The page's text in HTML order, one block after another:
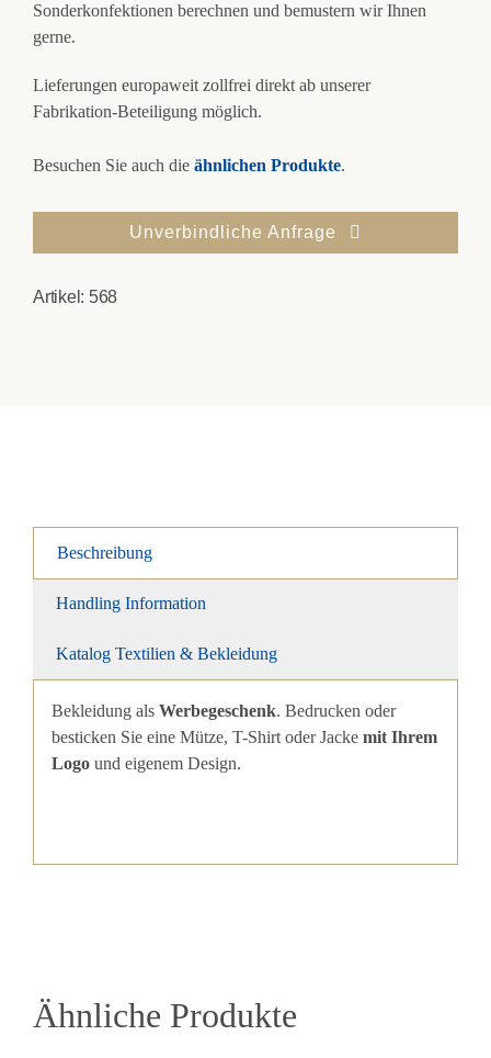
Sonderkonfektionen berechnen und bemustern wir Ihnen
gerne.
Lieferungen europaweit zollfrei direkt ab unserer
Fabrikation-Beteiligung möglich.
Besuchen Sie auch die ähnlichen Produkte.
Unverbindliche Anfrage
Artikel: 568
Beschreibung
Handling Information
Katalog Textilien & Bekleidung
Bekleidung als Werbegeschenk. Bedrucken oder
besticken Sie eine Mütze, T-Shirt oder Jacke mit Ihrem
Logound eigenem Design.
Ähnliche Produkte